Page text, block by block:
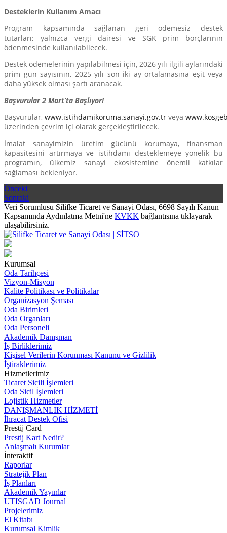
Desteklerin Kullanım Amacı
Program kapsamında sağlanan geri ödemesiz destek
tutarları; yalnızca vergi dairesi ve SGK prim borçlarının
ödenmesinde kullanılabilecek.
Destek ödemelerinin yapılabilmesi için, 2026 yılı ilgili aylarındaki
prim gün sayısının, 2025 yılı son iki ay ortalamasına eşit veya
daha yüksek olması şartı aranacak.
Başvurular 2 Mart’ta Başlıyor!
Başvurular, www.istihdamikoruma.sanayi.gov.tr veya
üzerinden çevrim içi olarak gerçekleştirilecek.
İmalat sanayimizin üretim gücünü korumaya, finansman
kapasitesini artırmaya ve istihdamı desteklemeye yönelik bu
programın, ülkemiz sanayi ekosistemine önemli katkılar
sağlaması bekleniyor.
Önceki
Sonraki
Veri Sorumlusu Silifke Ticaret ve Sanayi Odası, 6698 Sayılı Kanun
Kapsamında Aydınlatma Metni'ne KVKK bağlantısına tıklayarak
ulaşabilirsiniz.
Kurumsal
Oda Tarihçesi
Vizyon-Misyon
Kalite Politikası ve Politikalar
Organizasyon Şeması
Oda Birimleri
Oda Organları
Oda Personeli
Akademik Danışman
İş Birliklerimiz
Kişisel Verilerin Korunması Kanunu ve Gizlilik
İştiraklerimiz
Hizmetlerimiz
Ticaret Sicili İşlemleri
Oda Sicil İşlemleri
Lojistik Hizmetler
DANIŞMANLIK HİZMETİ
İhracat Destek Ofisi
Prestij Card
Prestij Kart Nedir?
Anlaşmalı Kurumlar
İnteraktif
Raporlar
Stratejik Plan
İş Planları
Akademik Yayınlar
UTISGAD Journal
Projelerimiz
El Kitabı
Kurumsal Kimlik